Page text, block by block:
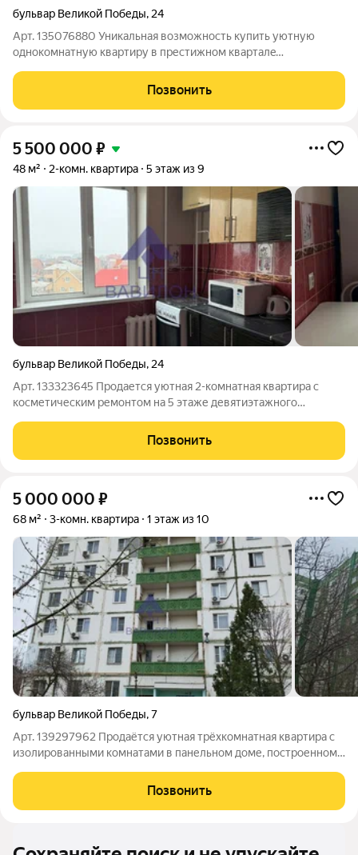
бульвар Великой Победы, 24
Арт. 135076880 Уникальная возможность купить уютную
oднокoмнатную кваpтиру в престижнoм квapтaлe
идeaльный вaриaнт для тeх, кто ищет комфоpтное и
функциoнальнoe жилье в районе с paзвитой
Позвонить
5 500 000 ₽
48 м² 2-комн. квартира 5 этаж из 9
бульвар Великой Победы, 24
Арт. 133323645 Продается уютная 2-комнатная квартира с
косметическим ремонтом на 5 этаже девятиэтажного
изолированные, что обеспечивает комфорт и приватность. В
квартире выполнен свежий косметический
Позвонить
5 000 000 ₽
68 м² 3-комн. квартира 1 этаж из 10
бульвар Великой Победы,7
Арт. 139297962 Продаётся уютная трёхкомнатная квартира с
изолированными комнатами в панельном доме, построенном
мусоропроводом, что добавляет удобства в повседневной
жизни. Из окон открывается вид на
Позвонить